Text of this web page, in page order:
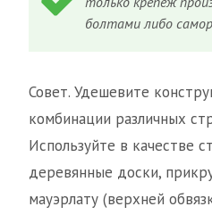
болтами либо
Совет. Удешевите
комбинации различных
Используйте в качестве
деревянные доски,
мауэрлату (верхней